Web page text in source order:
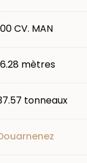
CV. MAN
mètres
tonneaux